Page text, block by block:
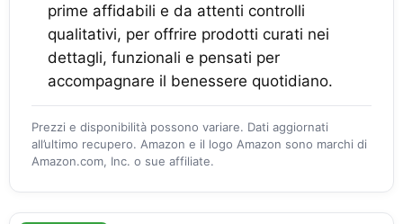
prime affidabili e da attenti controlli
qualitativi, per offrire prodotti curati nei
dettagli, funzionali e pensati per
accompagnare il benessere quotidiano.
Prezzi e disponibilità possono variare. Dati aggiornati
all’ultimo recupero. Amazon e il logo Amazon sono marchi di
Amazon.com, Inc. o sue affiliate.